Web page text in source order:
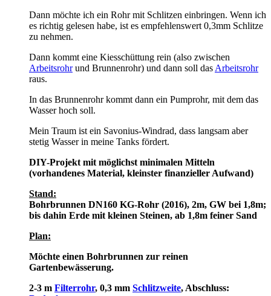
Dann möchte ich ein Rohr mit Schlitzen einbringen. Wenn ich
es richtig gelesen habe, ist es empfehlenswert 0,3mm Schlitze
zu nehmen.
Dann kommt eine Kiesschüttung rein (also zwischen
Arbeitsrohrund Brunnenrohr) und dann soll das Arbeitsrohr
raus.
In das Brunnenrohr kommt dann ein Pumprohr, mit dem das
Wasser hoch soll.
Mein Traum ist ein Savonius-Windrad, dass langsam aber
stetig Wasser in meine Tanks fördert.
DIY-Projekt mit möglichst minimalen Mitteln
(vorhandenes Material, kleinster finanzieller Aufwand)
Stand:
Bohrbrunnen DN160 KG-Rohr (2016), 2m, GW bei 1,8m;
bis dahin Erde mit kleinen Steinen, ab 1,8m feiner Sand
Plan:
Möchte einen Bohrbrunnen zur reinen
Gartenbewässerung.
2-3 m Filterrohr, 0,3 mm Schlitzweite, Abschluss: